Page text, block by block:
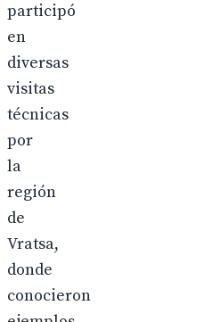
participó
en
diversas
visitas
técnicas
por
la
región
de
Vratsa,
donde
conocieron